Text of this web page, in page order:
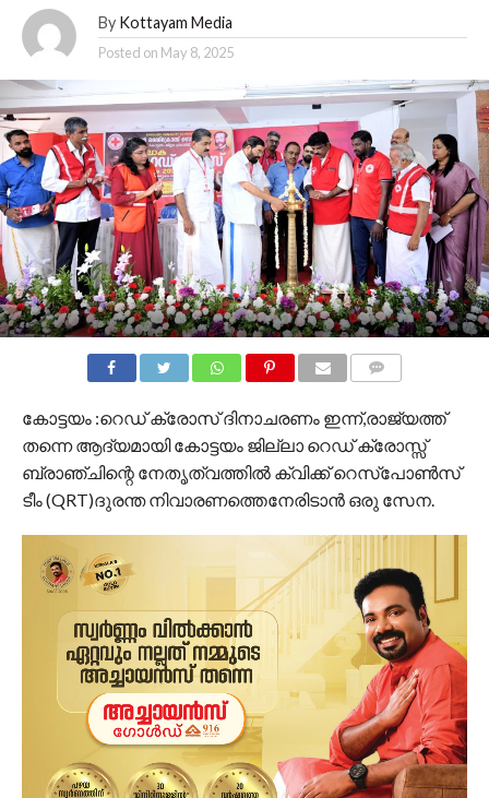
By Kottayam Media
Posted on May 8, 2025
കോട്ടയം :റെഡ് ക്രോസ് ദിനാചരണം ഇന്ന്,രാജ്യത്ത്
തന്നെ ആദ്യമായി കോട്ടയം ജില്ലാ റെഡ് ക്രോസ്സ്
ബ്രാഞ്ചിന്റെ നേതൃത്വത്തിൽ ക്വിക്ക് റെസ്പോൺസ്
ടീം (QRT)ദുരന്ത നിവാരണത്തെനേരിടാൻ ഒരു സേന.